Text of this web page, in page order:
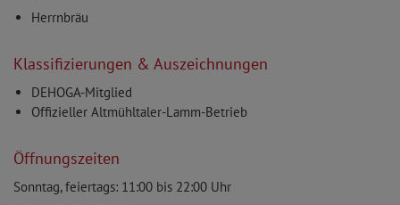
Herrnbräu
Klassifizierungen & Auszeichnungen
DEHOGA-Mitglied
Offizieller Altmühltaler-Lamm-Betrieb
Öffnungszeiten
Sonntag, feiertags: 11:00 bis 22:00 Uhr